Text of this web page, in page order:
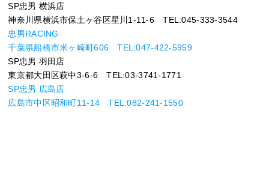
SP忠男 横浜店
神奈川県横浜市保土ヶ谷区星川1-11-6 TEL:045-333-3544
忠男RACING
千葉県船橋市米ヶ崎町606 TEL:047-422-5959
SP忠男 羽田店
東京都大田区萩中3-6-6 TEL:03-3741-1771
SP忠男 広島店
広島市中区昭和町11-14 TEL:082-241-1550